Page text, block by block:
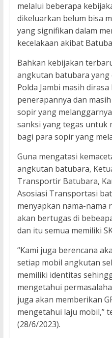
melalui beberapa
dikeluarkan belum bisa
yang signifikan dalam
kecelakaan akibat
Bahkan kebijakan
angkutan batubara
Polda Jambi masih
penerapannya dan
sopir yang
sanksi yang tegas untuk
bagi para sopir yang
Guna mengatasi
angkutan batubara,
Transportir Batubara,
Asosiasi Transportasi
menyapkan nama-nama
akan bertugas di
dan itu semua memiliki
“Kami juga berencana
setiap mobil angkutan
memiliki identitas
mengetahui
juga akan memberikan
mengetahui laju mobil,”
(28/6/2023).